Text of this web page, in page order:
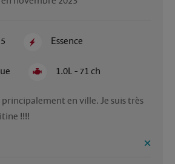
Essence
1.0L - 71 ch
en ville. Je suis très
!!!!